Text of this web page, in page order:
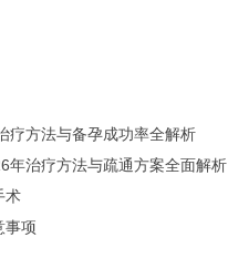
疗方法与备孕成功率全解析
年治疗方法与疏通方案全面解析
术
事项